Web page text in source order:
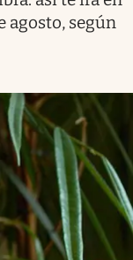
agosto, según